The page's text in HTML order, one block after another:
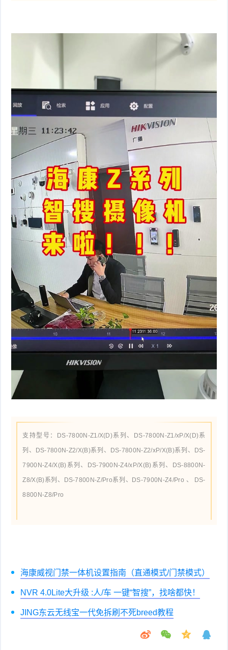
支持型号：DS-7800N-Z1/X(D)系列、DS-7800N-Z1/xP/X(D)系
列、DS-7800N-Z2/X(B)系列、DS-7800N-Z2/xP/X(B)系列、DS-
7900N-Z4/X(B)系列、DS-7900N-Z4/xP/X(B)系列、DS-8800N-
Z8/X(B)系列、DS-7800N-Z/Pro系列、 DS-7900N-Z4/Pro 、 DS-
8800N-Z8/Pro
海康威视门禁一体机设置指南（直通模式/门禁模式）
NVR 4.0Lite大升级 :人/车 一键“智搜”，找啥都快！
JING东云无线宝一代免拆刷不死breed教程